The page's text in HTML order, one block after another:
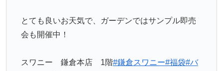
とても良いお天気で、ガーデンではサンプル即売
会も開催中！
スワニー 鎌倉本店 1階#鎌倉スワニー#福袋#バ